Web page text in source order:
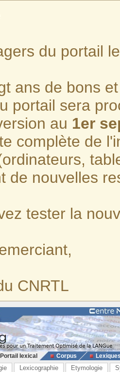
du portail
ans de bons
portail sera
au 1er
complète de
de nouvelles
tester la
CNRTL
Portail lexical Corpus
Lexicographie Etymologie